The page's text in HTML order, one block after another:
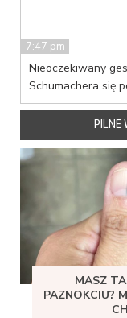
7:47 pm
Nieoczekiwany
Schumachera się
PILNE
MASZ
PAZNOKCIU?